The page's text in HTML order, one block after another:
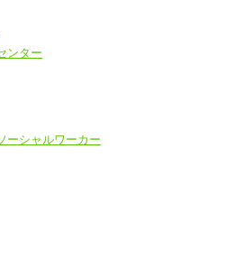
ンター
ーシャルワーカー